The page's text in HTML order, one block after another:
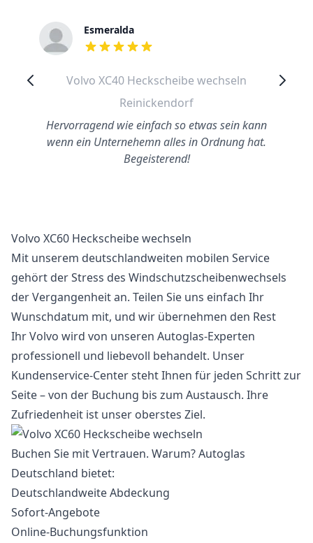
Esmeralda
out of 5 stars
Volvo XC40 Heckscheibe wechseln
Reinickendorf
Hervorragend wie einfach so etwas sein kann
wenn ein Unternehemn alles in Ordnung hat.
Begeisterend!
Volvo XC60 Heckscheibe wechseln
Mit unserem deutschlandweiten mobilen Service
gehört der Stress des Windschutzscheibenwechsels
der Vergangenheit an. Teilen Sie uns einfach Ihr
Wunschdatum mit, und wir übernehmen den Rest
Ihr Volvo wird von unseren Autoglas-Experten
professionell und liebevoll behandelt. Unser
Kundenservice-Center steht Ihnen für jeden Schritt zur
Seite – von der Buchung bis zum Austausch. Ihre
Zufriedenheit ist unser oberstes Ziel.
Buchen Sie mit Vertrauen. Warum? Autoglas
Deutschland bietet:
Deutschlandweite Abdeckung
Sofort-Angebote
Online-Buchungsfunktion